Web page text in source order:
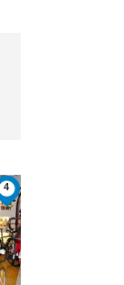
4